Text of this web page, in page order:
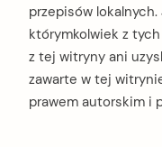
przepisów
którymkolwiek z
z tej witryny ani
zawarte w tej
prawem autorskim i